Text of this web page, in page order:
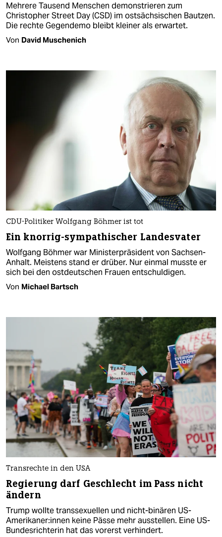
Mehrere Tausend Menschen demonstrieren zum
Christopher Street Day (CSD) im ostsächsischen Bautzen.
Die rechte Gegendemo bleibt kleiner als erwartet.
Von David Muschenich
CDU-Politiker Wolfgang Böhmer ist tot
Ein knorrig-sympathischer Landes­vater
Wolfgang Böhmer war Ministerpräsident von Sachsen-
Anhalt. Meistens stand er drüber. Nur einmal musste er
sich bei den ostdeutschen Frauen entschuldigen.
Von Michael Bartsch
Transrechte in den USA
Regierung darf Geschlecht im Pass nicht
ändern
Trump wollte transsexuellen und nicht-binären US-
Amerikaner:innen keine Pässe mehr ausstellen. Eine US-
Bundesrichterin hat das vorerst verhindert.